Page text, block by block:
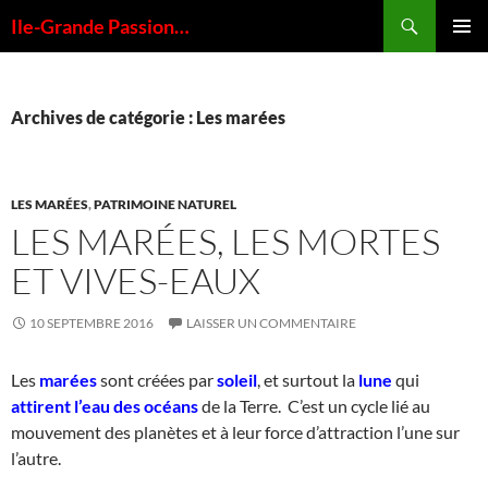
auIle-Grande Passion…
Archives de catégorie : Les marées
LES MARÉES,PATRIMOINE NATUREL
LES MARÉES, LES MORTES
ET VIVES-EAUX
10 SEPTEMBRE 2016 LAISSER UN COMMENTAIRE
Les maréessont créées parsoleil, et surtout la lune qui
attirent l’eau des océansde la Terre. C’est un cycle lié au
mouvement des planètes et à leur force d’attraction l’une sur
l’autre.